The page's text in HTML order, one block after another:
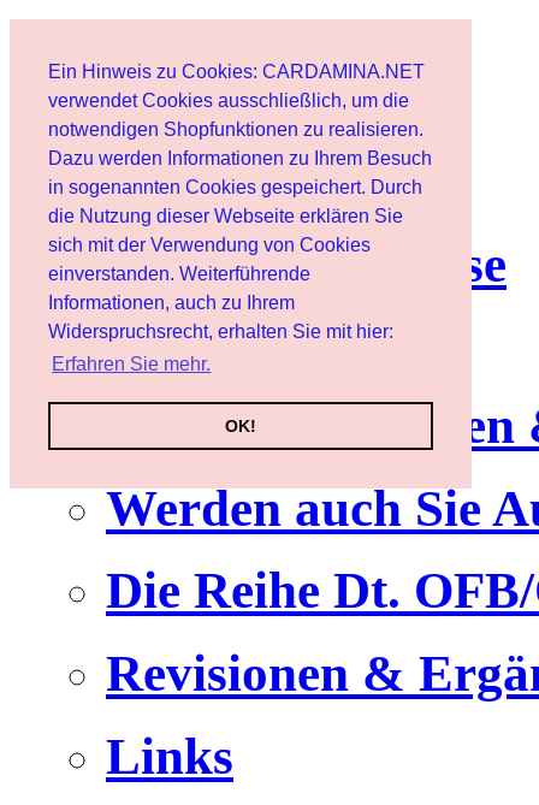
Ein Hinweis zu Cookies: CARDAMINA.NET
verwendet Cookies ausschließlich, um die
notwendigen Shopfunktionen zu realisieren.
Dazu werden Informationen zu Ihrem Besuch
in sogenannten Cookies gespeichert. Durch
die Nutzung dieser Webseite erklären Sie
sich mit der Verwendung von Cookies
einverstanden. Weiterführende
Informationen, auch zu Ihrem
Widerspruchsrecht, erhalten Sie mit hier:
Erfahren Sie mehr.
OK!
Benutzer
Newsletter
Nutzungshinweise
Service
Werden auch Sie
Die Reihe Dt.
Revisionen &
Links